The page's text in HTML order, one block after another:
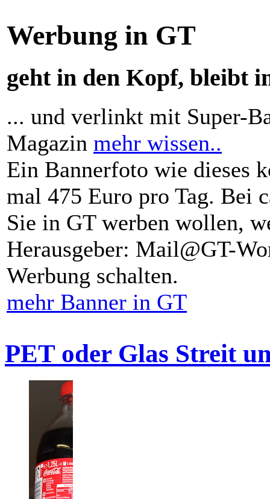
Werbung in GT
geht in den Kopf, bleibt
... und verlinkt mit Super-
Magazin mehr wissen..
Ein Bannerfoto wie dieses
mal 475 Euro pro Tag. Bei
Sie in GT werben wollen,
Herausgeber: Mail@GT-
Werbung schalten.
mehr Banner in GT
PET oder Glas Streit